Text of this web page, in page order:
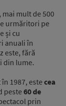
mult de 500
urmăritori pe
și cu
anuali în
este, fără
din lume.
1987, estecea
peste60 de
prin